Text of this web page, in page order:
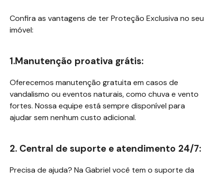
Confira as vantagens de ter Proteção Exclusiva no seu
imóvel:
1.Manutenção proativa grátis:
Oferecemos manutenção gratuita em casos de
vandalismo ou eventos naturais, como chuva e vento
fortes. Nossa equipe está sempre disponível para
ajudar sem nenhum custo adicional.
2. Central de suporte e atendimento 24/7:
Precisa de ajuda? Na Gabriel você tem o suporte da